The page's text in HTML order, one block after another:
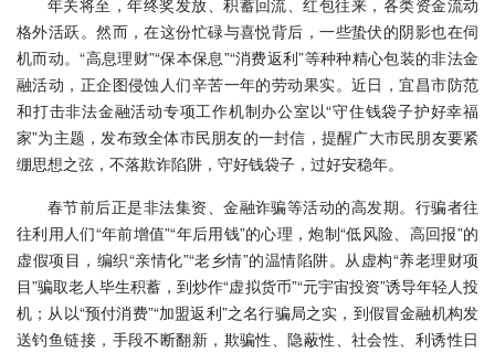
年关将至，年终奖发放、积蓄回流、红包往来，各类资金流动
格外活跃。然而，在这份忙碌与喜悦背后，一些蛰伏的阴影也在伺
机而动。“高息理财”“保本保息”“消费返利”等种种精心包装的非法金
融活动，正企图侵蚀人们辛苦一年的劳动果实。近日，宜昌市防范
和打击非法金融活动专项工作机制办公室以“守住钱袋子护好幸福
家”为主题，发布致全体市民朋友的一封信，提醒广大市民朋友要紧
绷思想之弦，不落欺诈陷阱，守好钱袋子，过好安稳年。
春节前后正是非法集资、金融诈骗等活动的高发期。行骗者往
往利用人们“年前增值”“年后用钱”的心理，炮制“低风险、高回报”的
虚假项目，编织“亲情化”“老乡情”的温情陷阱。从虚构“养老理财项
目”骗取老人毕生积蓄，到炒作“虚拟货币”“元宇宙投资”诱导年轻人投
机；从以“预付消费”“加盟返利”之名行骗局之实，到假冒金融机构发
送钓鱼链接，手段不断翻新，欺骗性、隐蔽性、社会性、利诱性日